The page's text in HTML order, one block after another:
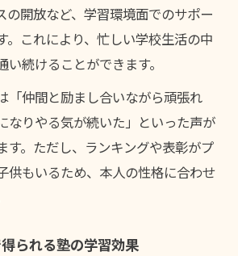
の開放など、学習環境面でのサポー
。これにより、忙しい学校生活の中
続けることができます。
「仲間と励まし合いながら頑張れ
なりやる気が続いた」といった声が
す。ただし、ランキングや表彰がプ
供もいるため、本人の性格に合わせ
られる塾の学習効果